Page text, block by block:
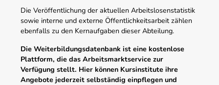
Die Veröffentlichung der aktuellen Arbeitslosenstatistik
sowie interne und externe Öffentlichkeitsarbeit zählen
ebenfalls zu den Kernaufgaben dieser Abteilung.
Die Weiterbildungsdatenbank ist eine kostenlose
Plattform, die das Arbeitsmarktservice zur
Verfügung stellt. Hier können Kursinstitute ihre
Angebote jederzeit selbständig einpflegen und